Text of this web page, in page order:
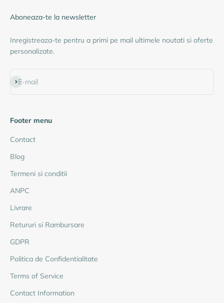
Aboneaza-te la newsletter
Inregistreaza-te pentru a primi pe mail ultimele noutati si oferte
personalizate.
E-mail
Abonează-te
Footer menu
Contact
Blog
Termeni si conditii
ANPC
Livrare
Retururi si Rambursare
GDPR
Politica de Confidentialitate
Terms of Service
Contact Information